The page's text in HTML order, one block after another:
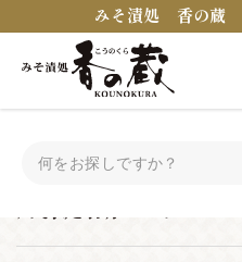
みそ漬処 香の蔵